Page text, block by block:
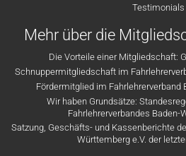
Testimonials
Mehr über die
Die Vorteile einer Mitgliedschaft:
Schnuppermitgliedschaft im
Fördermitglied im Fahrlehrerverband
Wir haben Grundsätze:
Fahrlehrerverbandes Baden-
Satzung, Geschäfts- und Kassenberichte
Württemberg e.V. der